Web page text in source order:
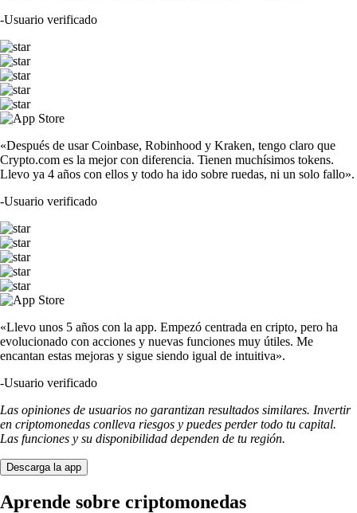
-Usuario verificado
«Después de usar Coinbase, Robinhood y Kraken, tengo claro que
Crypto.com es la mejor con diferencia. Tienen muchísimos tokens.
Llevo ya 4 años con ellos y todo ha ido sobre ruedas, ni un solo fallo».
-Usuario verificado
«Llevo unos 5 años con la app. Empezó centrada en cripto, pero ha
evolucionado con acciones y nuevas funciones muy útiles. Me
encantan estas mejoras y sigue siendo igual de intuitiva».
-Usuario verificado
Las opiniones de usuarios no garantizan resultados similares. Invertir
en criptomonedas conlleva riesgos y puedes perder todo tu capital.
Las funciones y su disponibilidad dependen de tu región.
Descarga la app
Aprende sobre criptomonedas